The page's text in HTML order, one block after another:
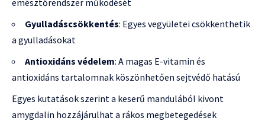
emésztőrendszer működését
Gyulladáscsökkentés: Egyes vegyületei csökkenthetik
a gyulladásokat
Antioxidáns védelem: A magas E-vitamin és
antioxidáns tartalomnak köszönhetően sejtvédő hatású
Egyes kutatások szerint a keserű mandulából kivont
amygdalin hozzájárulhat a rákos megbetegedések